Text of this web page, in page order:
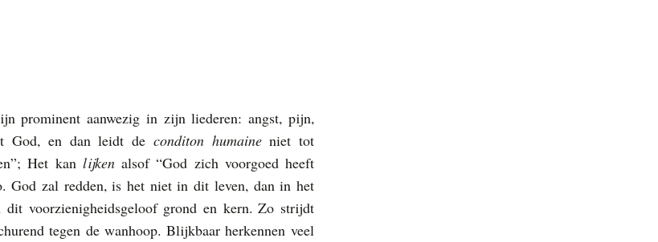
prominent aanwezig in zijn liederen: angst, pijn,
God, en dan leidt de conditon humaineniet tot
Het kan lijkenalsof “God zich voorgoed heeft
God zal redden, is het niet in dit leven, dan in het
voorzienigheidsgeloof grond en kern. Zo strijdt
tegen de wanhoop. Blijkbaar herkennen veel